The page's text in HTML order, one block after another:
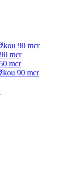
90 mcr
mcr
mcr
90 mcr